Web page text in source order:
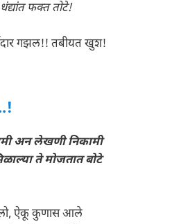
फक्त तोटे!
गझल!! तबीयत खुश!
अन लेखणी निकामी
ते मोजतात बोटे
ऐकू कुणास आले